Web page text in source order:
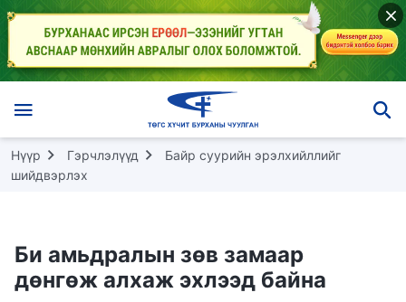
Нүүр Гэрчлэлүүд
Байр суурийн эрэлхийллийг
шийдвэрлэх
Би амьдралын зөв замаар
дөнгөж алхаж эхлээд байна